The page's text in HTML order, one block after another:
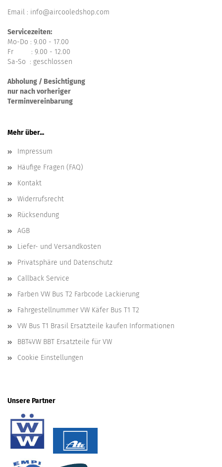
Email : info@aircooledshop.com
Servicezeiten:
Mo-Do : 9.00 - 17.00
Fr : 9.00 - 12.00
Sa-So : geschlossen
Abholung / Besichtigung
nur nach vorheriger
Terminvereinbarung
Mehr über...
Impressum
Häufige Fragen (FAQ)
Kontakt
Widerrufsrecht
Rücksendung
AGB
Liefer- und Versandkosten
Privatsphäre und Datenschutz
Callback Service
Farben VW Bus T2 Farbcode Lackierung
Fahrgestellnummer VW Käfer Bus T1 T2
VW Bus T1 Brasil Ersatzteile kaufen Informationen
BBT4VW BBT Ersatzteile für VW
Cookie Einstellungen
Unsere Partner